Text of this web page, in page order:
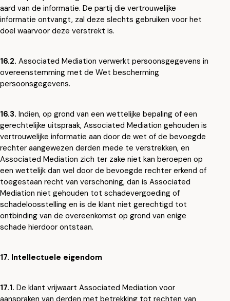
aard van de informatie. De partij die vertrouwelijke
informatie ontvangt, zal deze slechts gebruiken voor het
doel waarvoor deze verstrekt is.
16.2. Associated Mediation verwerkt persoonsgegevens in
overeenstemming met de Wet bescherming
persoonsgegevens.
16.3. Indien, op grond van een wettelijke bepaling of een
gerechtelijke uitspraak, Associated Mediation gehouden is
vertrouwelijke informatie aan door de wet of de bevoegde
rechter aangewezen derden mede te verstrekken, en
Associated Mediation zich ter zake niet kan beroepen op
een wettelijk dan wel door de bevoegde rechter erkend of
toegestaan recht van verschoning, dan is Associated
Mediation niet gehouden tot schadevergoeding of
schadeloosstelling en is de klant niet gerechtigd tot
ontbinding van de overeenkomst op grond van enige
schade hierdoor ontstaan.
17. Intellectuele eigendom
17.1. De klant vrijwaart Associated Mediation voor